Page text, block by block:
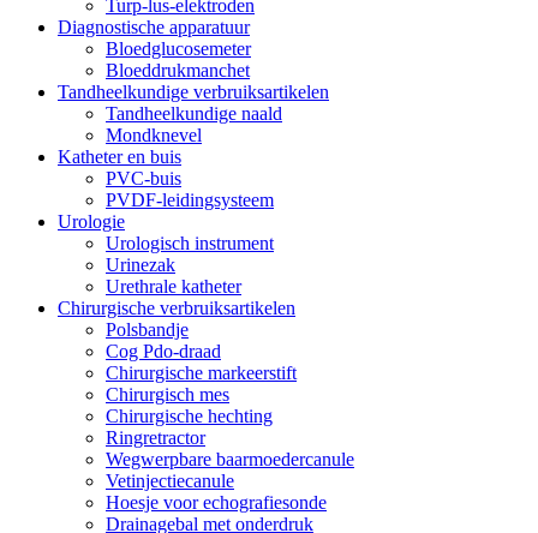
Turp-lus-elektroden
Diagnostische apparatuur
Bloedglucosemeter
Bloeddrukmanchet
Tandheelkundige verbruiksartikelen
Tandheelkundige naald
Mondknevel
Katheter en buis
PVC-buis
PVDF-leidingsysteem
Urologie
Urologisch instrument
Urinezak
Urethrale katheter
Chirurgische verbruiksartikelen
Polsbandje
Cog Pdo-draad
Chirurgische markeerstift
Chirurgisch mes
Chirurgische hechting
Ringretractor
Wegwerpbare baarmoedercanule
Vetinjectiecanule
Hoesje voor echografiesonde
Drainagebal met onderdruk